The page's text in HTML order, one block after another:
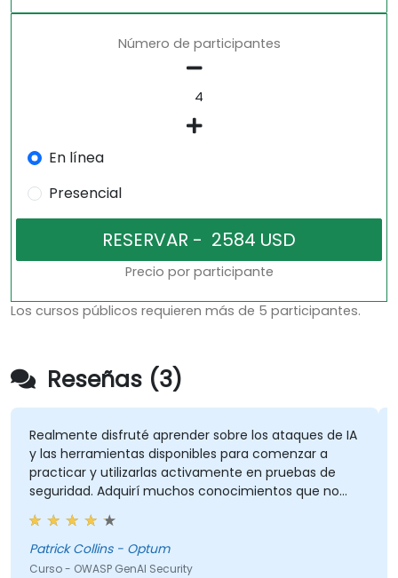
Número de participantes
En línea
Presencial
Precio por participante
Los cursos públicos requieren más de 5 participantes.
Reseñas (3)
Realmente disfruté aprender sobre los ataques de IA
y las herramientas disponibles para comenzar a
practicar y utilizarlas activamente en pruebas de
seguridad. Adquirí muchos conocimientos que no
tenía al inicio, y el curso cumplió con lo que
esperaba. Mi parte favorita del entrenamiento fue el
navegador Comet, y quedé impresionado por lo que
podía hacer. Sin duda seguiré explorándolo más. En
Patrick Collins - Optum
Curso - OWASP GenAI Security